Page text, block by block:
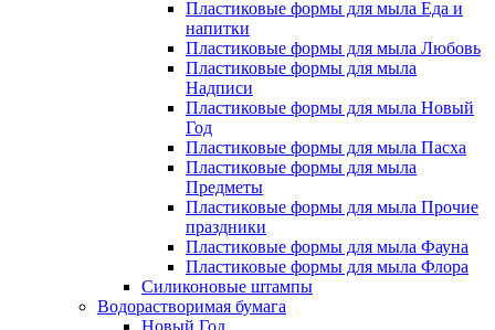
Пластиковые формы для мыла Еда и
напитки
Пластиковые формы для мыла Любовь
Пластиковые формы для мыла
Надписи
Пластиковые формы для мыла Новый
Год
Пластиковые формы для мыла Пасха
Пластиковые формы для мыла
Предметы
Пластиковые формы для мыла Прочие
праздники
Пластиковые формы для мыла Фауна
Пластиковые формы для мыла Флора
Силиконовые штампы
Водорастворимая бумага
Новый Год